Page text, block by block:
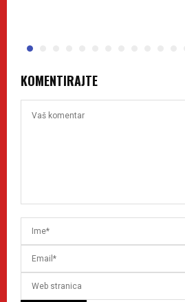
KOMENTIRAJTE